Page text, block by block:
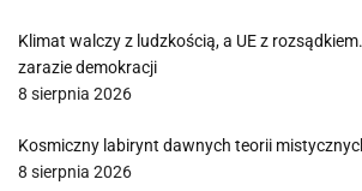
Klimat walczy z ludzkością, a UE z
zarazie demokracji
8 sierpnia 2026
Kosmiczny labirynt dawnych teorii
8 sierpnia 2026